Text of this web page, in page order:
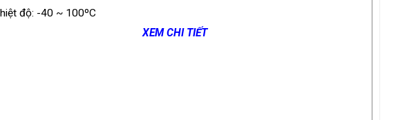
độ: -40 ~ 100ºC
XEM CHI TIẾT